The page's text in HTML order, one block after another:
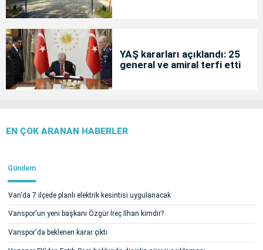
YAŞ kararları açıklandı: 25
general ve amiral terfi etti
EN ÇOK ARANAN HABERLER
Gündem
Van'da 7 ilçede planlı elektrik kesintisi uygulanacak
Vanspor'un yeni başkanı Özgür İreç İlhan kimdir?
Vanspor'da beklenen karar çıktı